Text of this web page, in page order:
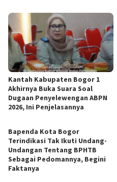
Kantah Kabupaten Bogor 1
Akhirnya Buka Suara Soal
Dugaan Penyelewengan ABPN
2026, Ini Penjelasannya
Bapenda Kota Bogor
Terindikasi Tak Ikuti Undang-
Undangan Tentang BPHTB
Sebagai Pedomannya, Begini
Faktanya